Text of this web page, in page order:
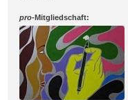
pro-Mitgliedschaft: